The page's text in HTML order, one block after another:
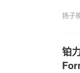
扬子
铂